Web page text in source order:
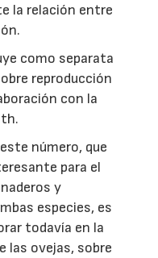
la relación entre
como separata
reproducción
con la
número, que
para el
y
especies, es
todavía en la
las ovejas, sobre